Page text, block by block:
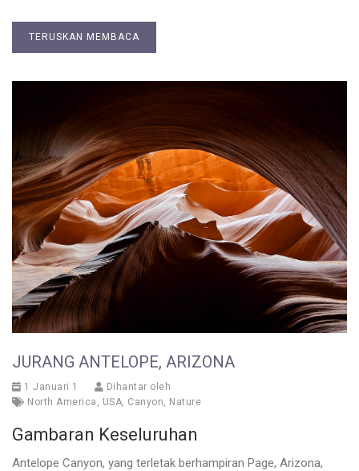
TERUSKAN MEMBACA
JURANG ANTELOPE, ARIZONA
1 Januari 1
Dihantar oleh
North America
USA Canyon Nature
Gambaran Keseluruhan
Antelope Canyon, yang terletak berhampiran Page, Arizona,